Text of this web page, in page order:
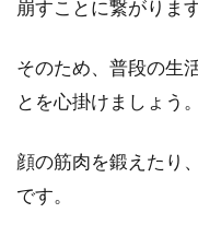
薬
崩すことに繋がります
そのため、普段の生
とを心掛けましょう。
顔の筋肉を鍛えたり
です。